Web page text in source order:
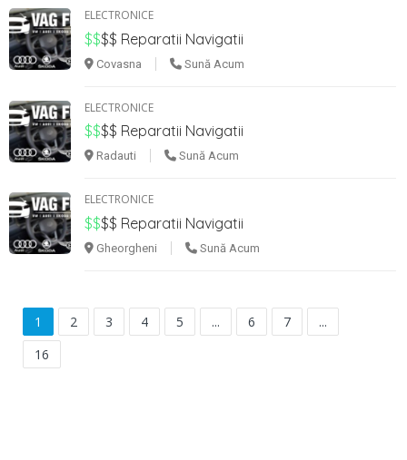
ELECTRONICE
$$$$ Reparatii Navigatii
Covasna Sună Acum
ELECTRONICE
$$$$ Reparatii Navigatii
Radauti Sună Acum
ELECTRONICE
$$$$ Reparatii Navigatii
Gheorgheni Sună Acum
1 2 3 4 5 ... 6 7
...
16